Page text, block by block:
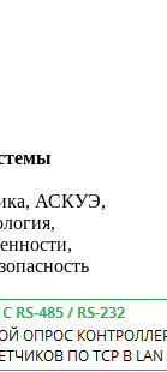
АСКУЭ,